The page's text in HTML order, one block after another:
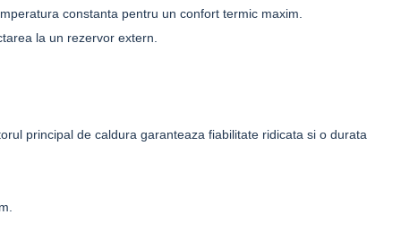
constanta pentru un confort termic maxim.
la un rezervor extern.
principal de caldura garanteaza fiabilitate ridicata si o durata